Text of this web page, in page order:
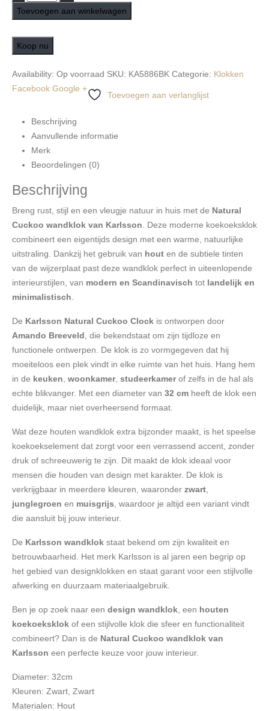
Toevoegen aan winkelwagen
Koop nu
Availability: Op voorraad SKU: KA5886BK Categorie: Klokken
Facebook Google +
Toevoegen aan verlanglijst
Beschrijving
Aanvullende informatie
Merk
Beoordelingen (0)
Beschrijving
Breng rust, stijl en een vleugje natuur in huis met de Natural
Cuckoo wandklok van Karlsson . Deze moderne koekoeksklok
combineert een eigentijds design met een warme, natuurlijke
uitstraling. Dankzij het gebruik van hout en de subtiele tinten
van de wijzerplaat past deze wandklok perfect in uiteenlopende
interieurstijlen, van modern en Scandinavisch tot landelijk en
minimalistisch
De Karlsson Natural Cuckoo Clock is ontworpen door
Amando Breeveld , die bekendstaat om zijn tijdloze en
functionele ontwerpen. De klok is zo vormgegeven dat hij
moeiteloos een plek vindt in elke ruimte van het huis. Hang hem
in de keuken woonkamer, studeerkamerof zelfs in de hal als
echte blikvanger. Met een diameter van 32 cm heeft de klok een
duidelijk, maar niet overheersend formaat.
Wat deze houten wandklok extra bijzonder maakt, is het speelse
koekoekselement dat zorgt voor een verrassend accent, zonder
druk of schreeuwerig te zijn. Dit maakt de klok ideaal voor
mensen die houden van design met karakter. De klok is
verkrijgbaar in meerdere kleuren, waaronder zwart
junglegroen en muisgrijs , waardoor je altijd een variant vindt
die aansluit bij jouw interieur.
De Karlsson wandklok staat bekend om zijn kwaliteit en
betrouwbaarheid. Het merk Karlsson is al jaren een begrip op
het gebied van designklokken en staat garant voor een stijlvolle
afwerking en duurzaam materiaalgebruik.
Ben je op zoek naar een design wandklok , een houten
koekoeksklok of een stijlvolle klok die sfeer en functionaliteit
combineert? Dan is de Natural Cuckoo wandklok van
Karlsson een perfecte keuze voor jouw interieur.
Diameter: 32cm
Kleuren: Zwart, Zwart
Materialen: Hout